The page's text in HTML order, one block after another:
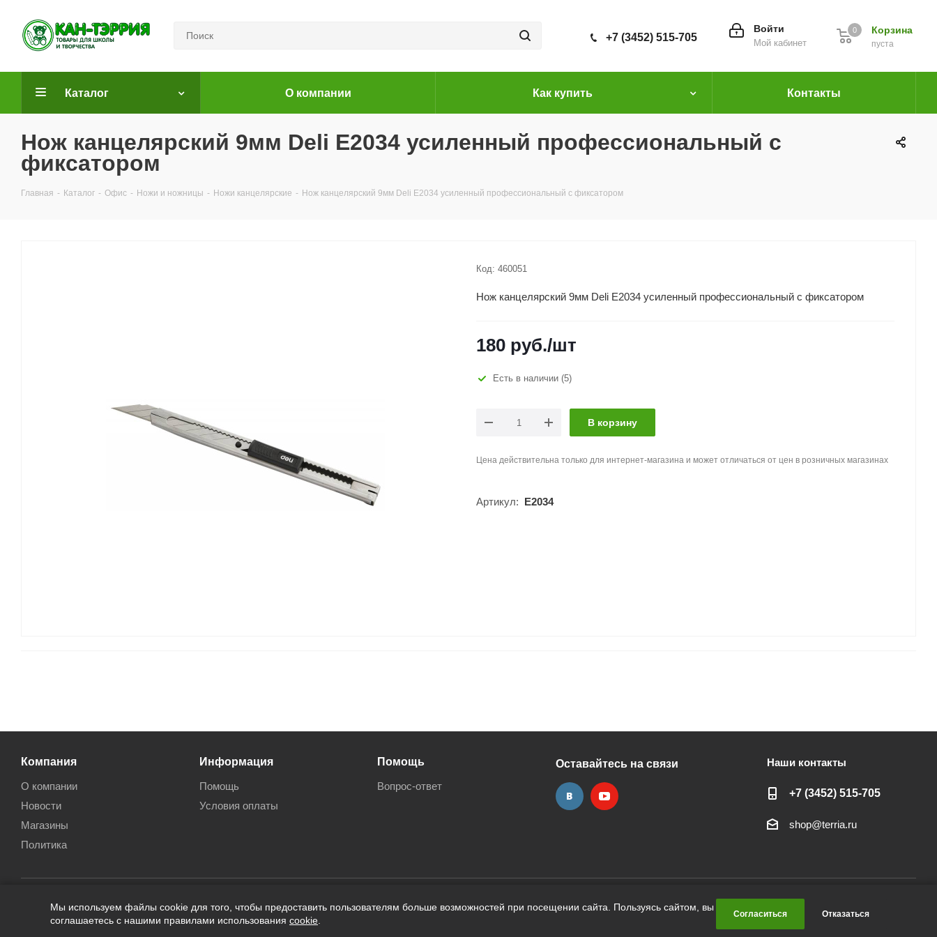
Корзина
пуста
0
Войти
Мой кабинет
+7 (3452) 515-705
Каталог О компании Как купить Контакты
Нож канцелярский 9мм Deli E2034 усиленный профессиональный с
фиксатором
Главная - Каталог - Офис - Ножи и ножницы - Ножи канцелярские - Нож канцелярский 9мм Deli E2034 усиленный профессиональный с фиксатором
Код: 460051
Нож канцелярский 9мм Deli E2034 усиленный профессиональный с фиксатором
180 руб./шт
Есть в наличии (5)
В корзину
Цена действительна только для интернет-магазина и может отличаться от цен в розничных магазинах
Артикул: E2034
Мы используем файлы cookie для того, чтобы предоставить пользователям больше возможностей при посещении сайта. Пользуясь сайтом, вы
соглашаетесь с нашими правилами использования cookie
Согласиться Отказаться
Компания
О компании
Новости
Магазины
Политика
Информация
Помощь
Условия оплаты
Помощь
Вопрос-ответ
Оставайтесь на связи Наши контакты
+7 (3452) 515-705
shop@terria.ru
2026 © Кан-Тэррия Kids